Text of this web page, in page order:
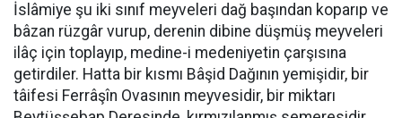
İslâmiye şu iki sınıf meyveleri dağ başından koparıp ve
bâzan rüzgâr vurup, derenin dibine düşmüş meyveleri
ilâç için toplayıp, medine-i medeniyetin çarşısına
getirdiler. Hatta bir kısmı Bâşid Dağının yemişidir, bir
tâifesi Ferrâşîn Ovasının meyvesidir, bir miktarı